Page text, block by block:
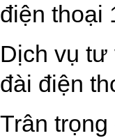
điện thoại
Dịch vụ tư
đài điện
Trân